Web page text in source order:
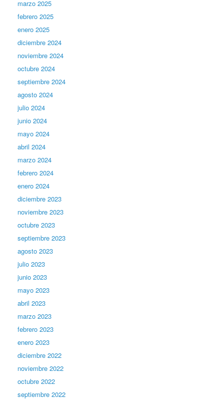
marzo 2025
febrero 2025
enero 2025
diciembre 2024
noviembre 2024
octubre 2024
septiembre 2024
agosto 2024
julio 2024
junio 2024
mayo 2024
abril 2024
marzo 2024
febrero 2024
enero 2024
diciembre 2023
noviembre 2023
octubre 2023
septiembre 2023
agosto 2023
julio 2023
junio 2023
mayo 2023
abril 2023
marzo 2023
febrero 2023
enero 2023
diciembre 2022
noviembre 2022
octubre 2022
septiembre 2022